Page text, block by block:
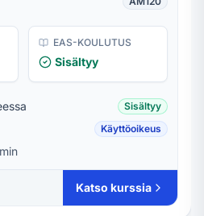
EAS-KOULUTUS
Sisältyy
Sisältyy
Käyttöoikeus
Katso kurssia